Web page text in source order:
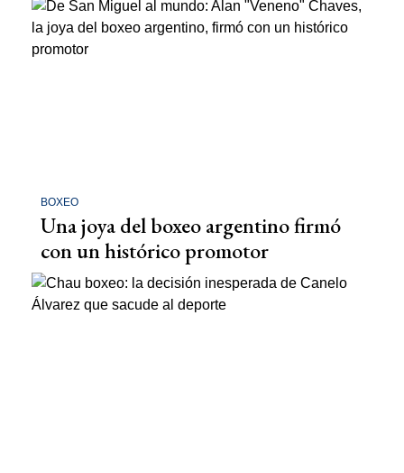
BOXEO
Una joya del boxeo argentino firmó
con un histórico promotor